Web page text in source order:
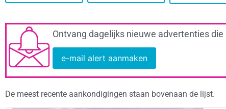
Ontvang dagelijks nieuwe advertenties
e-mail alert aanmaken
De meest recente aankondigingen staan bovenaan de lijst.